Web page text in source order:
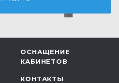
ОСНАЩЕНИЕ
КАБИНЕТОВ
КОНТАКТЫ